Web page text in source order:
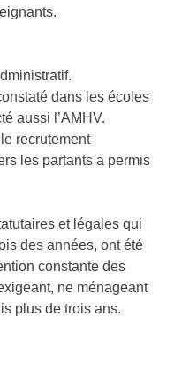
dans les écoles
aussi l’AMHV.
recrutement
les partants a permis
et légales qui
des années, ont été
constante des
ne ménageant
plus de trois ans.